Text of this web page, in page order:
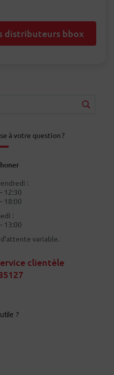
distributeurs bbox
à votre question ?
:
12:30
18:00
:
13:00
variable.
clientèle